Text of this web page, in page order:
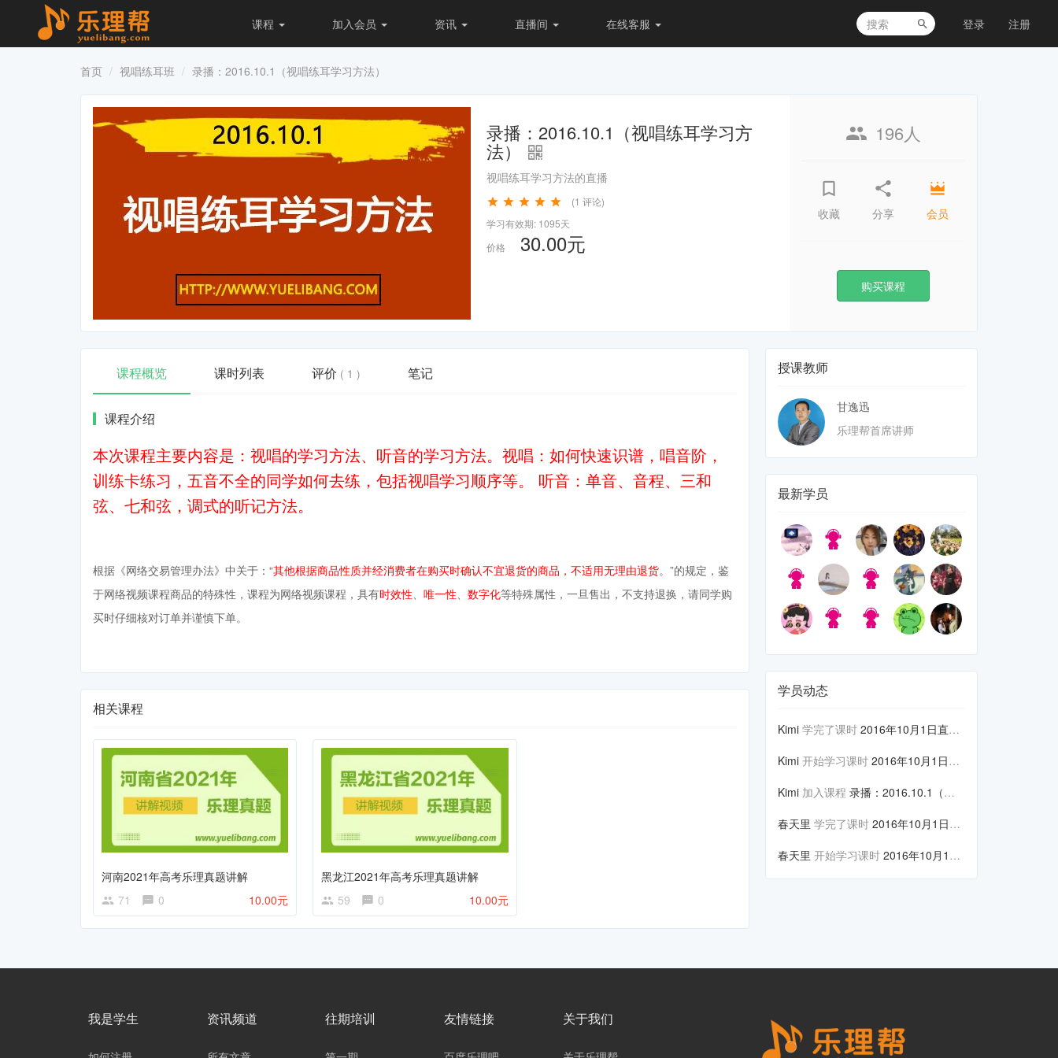
课程 加入会员 资讯 直播间 在线客服 登录 注册
首页 视唱练耳班 录播：2016.10.1（视唱练耳学习方法）
录播：2016.10.1（视唱练耳学习方
法）
视唱练耳学习方法的直播
(1 评论)
学习有效期: 1095天
价格
30.00元
196人
收藏 分享 会员
购买课程
课程概览 课时列表 评价 ( 1 ) 笔记
课程介绍
本次课程主要内容是：视唱的学习方法、听音的学习方法。视唱：如何快速识谱，唱音阶，
训练卡练习，五音不全的同学如何去练，包括视唱学习顺序等。 听音：单音、音程、三和
弦、七和弦，调式的听记方法。
根据《网络交易管理办法》中关于：“其他根据商品性质并经消费者在购买时确认不宜退货的商品，不适用无理由退货。”的规定，鉴
于网络视频课程商品的特殊性，课程为网络视频课程，具有时效性、 唯一性、 数字化等特殊属性，一旦售出，不支持退换，请同学购
买时仔细核对订单并谨慎下单。
相关课程
河南2021年高考乐理真题讲解
71
0 10.00元
黑龙江2021年高考乐理真题讲解
59
0 10.00元
授课教师
甘逸迅
乐理帮首席讲师
最新学员
学员动态
Kimi 学完了课时 2016年10月1日直播课程①
Kimi 开始学习课时 2016年10月1日直播课程①
Kimi 加入课程 录播：2016.10.1（视唱...
春天里 学完了课时 2016年10月1日直播课程①
春天里 开始学习课时 2016年10月1日直播课程①
我是学生 资讯频道 往期培训 友情链接 关于我们